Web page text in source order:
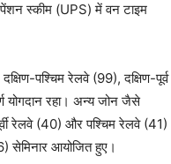
स्कीम (UPS) में वन टाइम
पश्चिम रेलवे (99), दक्षिण-पूर्व
योगदान रहा। अन्य जोन जैसे
रेलवे (40) और पश्चिम रेलवे (41)
सेमिनार आयोजित हुए।